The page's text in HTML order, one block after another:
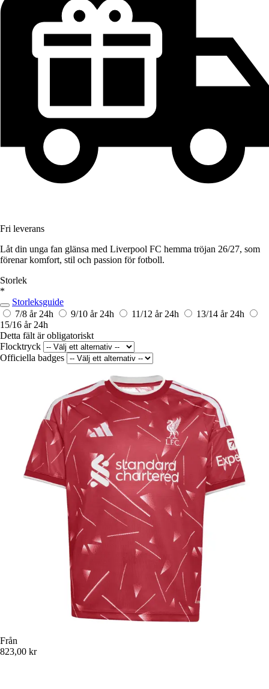
Fri leverans
Låt din unga fan glänsa med Liverpool FC hemma tröjan 26/27, som
förenar komfort, stil och passion för fotboll.
Storlek
*
Storleksguide
7/8 år 24h 9/10 år 24h 11/12 år 24h 13/14 år 24h
15/16 år 24h
Detta fält är obligatoriskt
Flocktryck
Officiella badges
Från
823,00 kr